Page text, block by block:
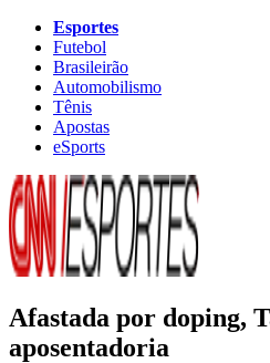
Esportes
Futebol
Brasileirão
Automobilismo
Tênis
Apostas
eSports
Afastada por doping,
aposentadoria